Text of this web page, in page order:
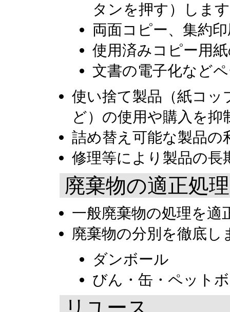
タンを押す）します
両面コピー、集約
使用済みコピー用
文書の電子化など
使い捨て製品（紙コッ
ど）の使用や購入を抑
詰め替え可能な製品の
修理等により製品の長
廃棄物の適正処理
一般廃棄物の処理を適
廃棄物の分別を徹底し
ダンボール
びん・缶・ペット
リユース